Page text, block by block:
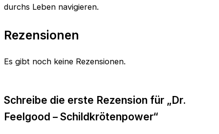
durchs Leben navigieren.
Rezensionen
Es gibt noch keine Rezensionen.
Schreibe die erste Rezension für „Dr.
Feelgood – Schildkrötenpower“